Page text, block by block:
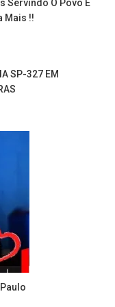
Servindo O Povo E
Mais !!
SP-327 EM